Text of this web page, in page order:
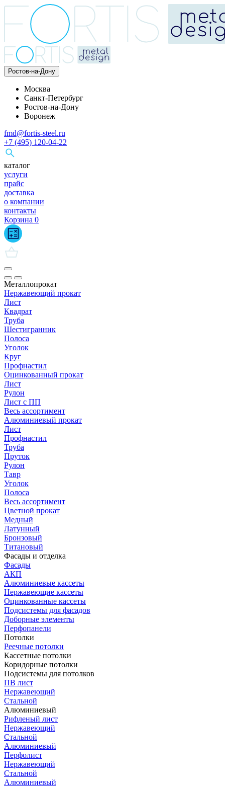
Ростов-на-Дону
Москва
Санкт-Петербург
Ростов-на-Дону
Воронеж
fmd@fortis-steel.ru
+7 (495) 120-04-22
каталог
услуги
прайс
доставка
о компании
контакты
Корзина 0
Металлопрокат
Нержавеющий прокат
Лист
Квадрат
Труба
Шестигранник
Полоса
Уголок
Круг
Профнастил
Оцинкованный прокат
Лист
Рулон
Лист с ПП
Весь ассортимент
Алюминиевый прокат
Лист
Профнастил
Труба
Пруток
Рулон
Тавр
Уголок
Полоса
Весь ассортимент
Цветной прокат
Медный
Латунный
Бронзовый
Титановый
Фасады и отделка
Фасады
АКП
Алюминиевые кассеты
Нержавеющие кассеты
Оцинкованные кассеты
Подсистемы для фасадов
Доборные элементы
Перфопанели
Потолки
Реечные потолки
Кассетные потолки
Коридорные потолки
Подсистемы для потолков
ПВ лист
Нержавеющий
Стальной
Алюминиевый
Рифленый лист
Нержавеющий
Стальной
Алюминиевый
Перфолист
Нержавеющий
Стальной
Алюминиевый